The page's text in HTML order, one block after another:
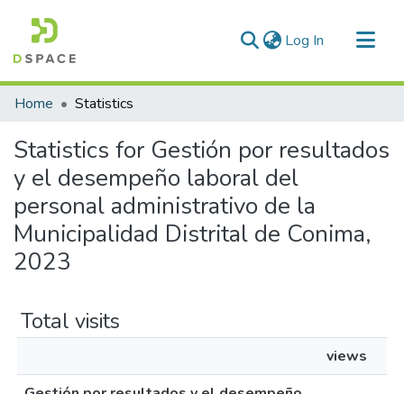
Log In (current)
Communities & Collections
Home Statistics
Statistics for Gestión por resultados
y el desempeño laboral del
personal administrativo de la
Municipalidad Distrital de Conima,
2023
Total visits
views